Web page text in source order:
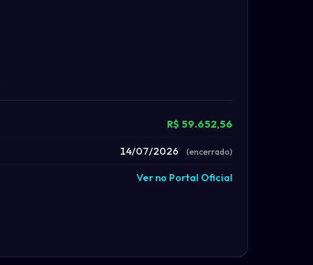
R$ 59.652,56
14/07/2026 (encerrado)
Ver no Portal Oficial